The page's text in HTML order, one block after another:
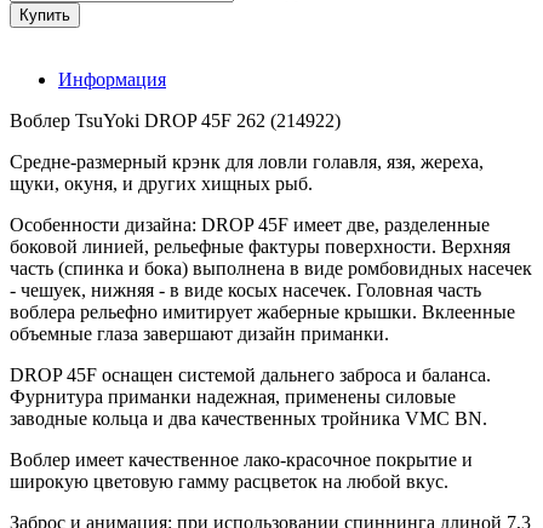
Информация
Воблер TsuYoki DROP 45F 262 (214922)
Средне-размерный крэнк для ловли голавля, язя, жереха,
щуки, окуня, и других хищных рыб.
Особенности дизайна: DROP 45F имеет две, разделенные
боковой линией, рельефные фактуры поверхности. Верхняя
часть (спинка и бока) выполнена в виде ромбовидных насечек
- чешуек, нижняя - в виде косых насечек. Головная часть
воблера рельефно имитирует жаберные крышки. Вклеенные
объемные глаза завершают дизайн приманки.
DROP 45F оснащен системой дальнего заброса и баланса.
Фурнитура приманки надежная, применены силовые
заводные кольца и два качественных тройника VMC BN.
Воблер имеет качественное лако-красочное покрытие и
широкую цветовую гамму расцветок на любой вкус.
Заброс и анимация: при использовании спиннинга длиной 7,3